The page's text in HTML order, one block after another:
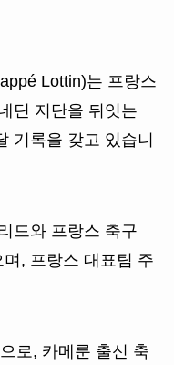
Lottin)는 프랑스
딘 지단을 뒤잇는
기록을 갖고 있습니
드와 프랑스 축구
, 프랑스 대표팀 주
로, 카메룬 출신 축